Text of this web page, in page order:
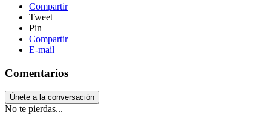
Compartir
Tweet
Pin
Compartir
E-mail
Comentarios
Únete a la conversación
No te pierdas...